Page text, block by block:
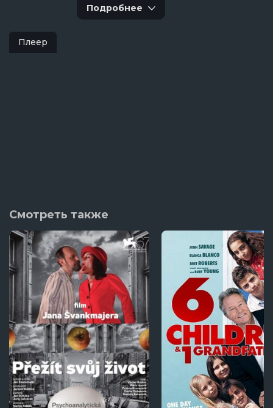
Подробнее
Плеер
Смотреть также